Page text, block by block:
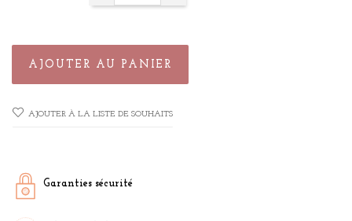
AJOUTER AU PANIER
AJOUTER À LA LISTE DE SOUHAITS
Garanties sécurité